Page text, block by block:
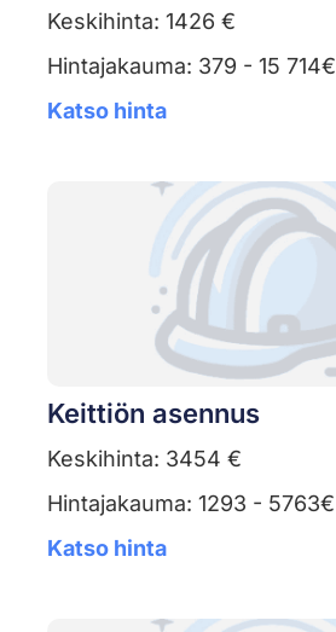
Keskihinta: 1426 €
Hintajakauma: 379 - 15 714€
Katso hinta
Keittiön asennus
Keskihinta: 3454 €
Hintajakauma: 1293 - 5763€
Katso hinta